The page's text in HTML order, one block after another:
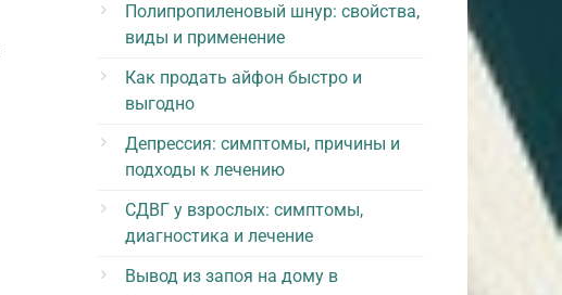
Полипропиленовый шнур: свойства,
виды и применение
Как продать айфон быстро и
выгодно
Депрессия: симптомы, причины и
подходы к лечению
СДВГ у взрослых: симптомы,
диагностика и лечение
Вывод из запоя на дому в